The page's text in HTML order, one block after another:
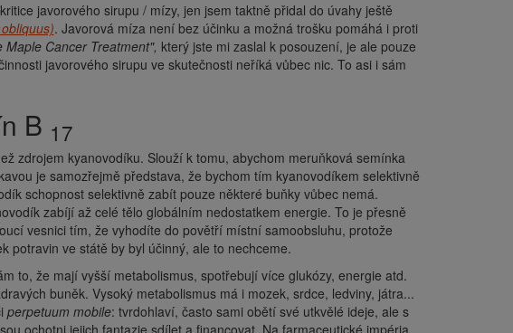
javorového sirupu / mízy, jen jsem taktně přidal do úvahy ještě
. Javorová míza není bez účinku a možná trošku pomáhá i proti
Maple Cancer Treatment", který jste mi zaslal k posouzení, je ale pouze
javorového sirupu ve skutečnosti neříká vůbec nic. To asi i sám
B 17
zdrojem kyanovodíku. Slouží k tomu, abychom meruňková semínka
je samozřejmě představa, že bychom tím kyanovodíkem selektivně
schopnost selektivně zabít pouze některé buňky vůbec nemá.
zabíjí až celé tělo globálním nedostatkem energie. To je přesně
vesnici tím, že vyhodíte do povětří místní samoobsluhu, protože
potravin ve státě by byl účinný, ale to nechceme.
to, že mají vyšší metabolismus, spotřebují více glukózy, energie atd.
buněk. Vysoký metabolismus má i mozek, srdce, ledviny, játra...
perpetuum mobile: tvrdohlaví, často sami obětí své utkvělé ideje, ale s
ochotni jejich fantazie sdílet a financovat. Na farmaceutické impéria